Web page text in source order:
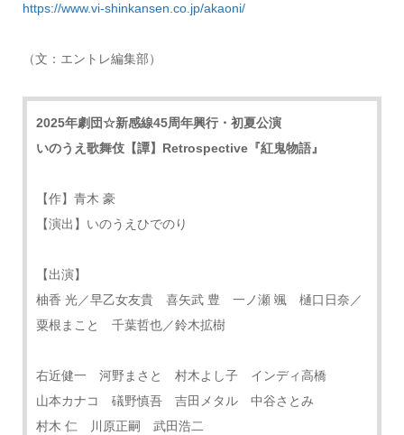
https://www.vi-shinkansen.co.jp/akaoni/
（文：エントレ編集部）
2025年劇団☆新感線45周年興行・初夏公演
いのうえ歌舞伎【譚】Retrospective『紅鬼物語』
【作】青木 豪
【演出】いのうえひでのり
【出演】
柚香 光／早乙女友貴 喜矢武 豊 一ノ瀬 颯 樋口日奈／
粟根まこと 千葉哲也／鈴木拡樹
右近健一 河野まさと 村木よし子 インディ高橋
山本カナコ 礒野慎吾 吉田メタル 中谷さとみ
村木 仁 川原正嗣 武田浩二